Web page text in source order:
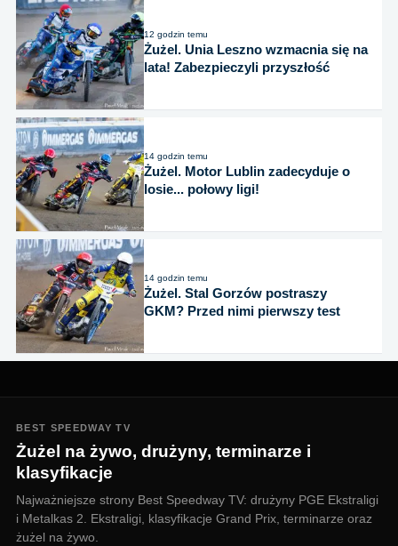
12 godzin temu
Żużel. Unia Leszno wzmacnia się na
lata! Zabezpieczyli przyszłość
14 godzin temu
Żużel. Motor Lublin zadecyduje o
losie... połowy ligi!
14 godzin temu
Żużel. Stal Gorzów postraszy
GKM? Przed nimi pierwszy test
BEST SPEEDWAY TV
Żużel na żywo, drużyny, terminarze i
klasyfikacje
Najważniejsze strony Best Speedway TV: drużyny PGE Ekstraligi
i Metalkas 2. Ekstraligi, klasyfikacje Grand Prix, terminarze oraz
żużel na żywo.